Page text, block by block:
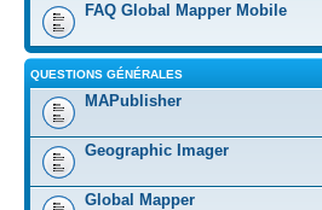
FAQ Global Mapper Mobile
QUESTIONS GÉNÉRALES
MAPublisher
Geographic Imager
Global Mapper